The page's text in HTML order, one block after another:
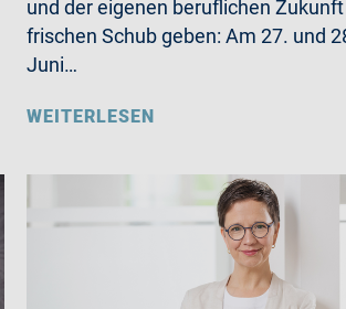
und der eigenen beruflichen Zukunft
frischen Schub geben: Am 27. und
Juni…
WEITERLESEN